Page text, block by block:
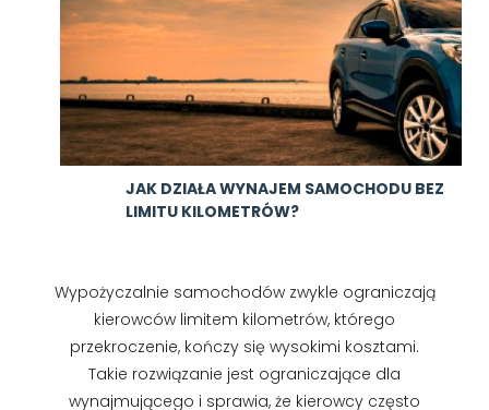
JAK DZIAŁA WYNAJEM SAMOCHODU BEZ
LIMITU KILOMETRÓW?
Wypożyczalnie samochodów zwykle ograniczają
kierowców limitem kilometrów, którego
przekroczenie, kończy się wysokimi kosztami.
Takie rozwiązanie jest ograniczające dla
wynajmującego i sprawia, że kierowcy często